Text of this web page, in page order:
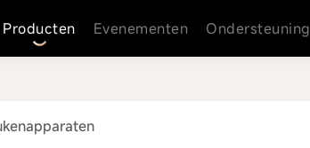
Producten Evenementen Ondersteuning